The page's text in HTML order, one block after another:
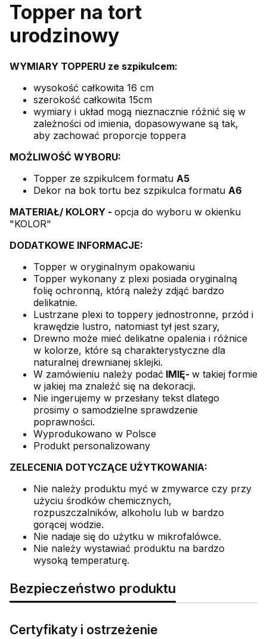
Topper na tort
urodzinowy
WYMIARY TOPPERU ze szpikulcem:
wysokość całkowita 16 cm
szerokość całkowita 15cm
wymiary i układ mogą nieznacznie różnić się w
zależności od imienia, dopasowywane są tak,
aby zachować proporcje toppera
MOŻLIWOŚĆ WYBORU:
Topper ze szpikulcem formatu A5
Dekor na bok tortu bez szpikulca formatu A6
MATERIAŁ/ KOLORY - opcja do wyboru w okienku
"KOLOR"
DODATKOWE INFORMACJE:
Topper w oryginalnym opakowaniu
Topper wykonany z plexi posiada oryginalną
folię ochronną, którą należy zdjąć bardzo
delikatnie.
Lustrzane plexi to toppery jednostronne, przód i
krawędzie lustro, natomiast tył jest szary,
Drewno może mieć delikatne opalenia i różnice
w kolorze, które są charakterystyczne dla
naturalnej drewnianej sklejki.
W zamówieniu należy podać IMIĘ- w takiej formie
w jakiej ma znaleźć się na dekoracji.
Nie ingerujemy w przesłany tekst dlatego
prosimy o samodzielne sprawdzenie
poprawności.
Wyprodukowano w Polsce
Produkt personalizowany
ZELECENIA DOTYCZĄCE UŻYTKOWANIA:
Nie należy produktu myć w zmywarce czy przy
użyciu środków chemicznych,
rozpuszczalników, alkoholu lub w bardzo
gorącej wodzie.
Nie nadaje się do użytku w mikrofalówce.
Nie należy wystawiać produktu na bardzo
wysoką temperaturę.
Bezpieczeństwo produktu
Certyfikaty i ostrzeżenie